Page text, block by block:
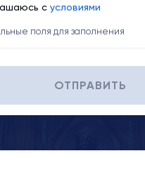
с условиями
поля для заполнения
ОТПРАВИТЬ